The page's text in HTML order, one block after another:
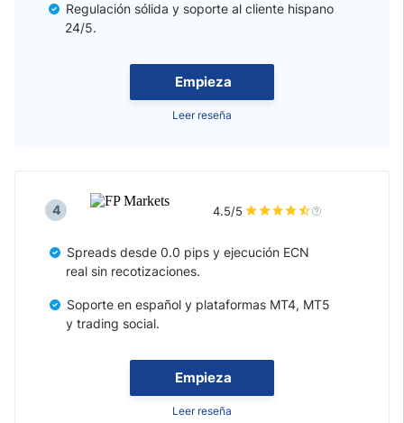
Empieza
Leer reseña
Regulación sólida y soporte al cliente hispano
24/5.
Empieza
Leer reseña
4 4.5/5
Spreads desde 0.0 pips y ejecución ECN
real sin recotizaciones.
Soporte en español y plataformas MT4, MT5
y trading social.